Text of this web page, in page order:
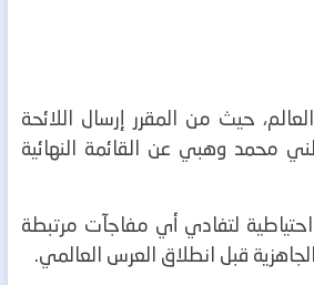
حيث من المقرر إرسال اللائحة
محمد وهبي عن القائمة النهائية
لاعباً، مع تدعيمها بعناصر احتياطية لتفادي أي مفاجآت مرتبطة
قبل انطلاق العرس العالمي.